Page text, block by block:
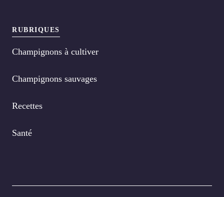
RUBRIQUES
Champignons à cultiver
Champignons sauvages
Recettes
Santé